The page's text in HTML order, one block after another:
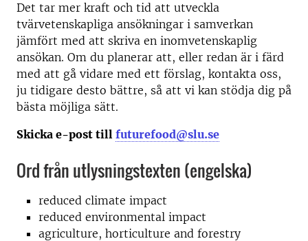
Det tar mer kraft och tid att utveckla
tvärvetenskapliga ansökningar i samverkan
jämfört med att skriva en inomvetenskaplig
ansökan. Om du planerar att, eller redan är i färd
med att gå vidare med ett förslag, kontakta oss,
ju tidigare desto bättre, så att vi kan stödja dig på
bästa möjliga sätt.
Skicka e-post till futurefood@slu.se
Ord från utlysningstexten (engelska)
reduced climate impact
reduced environmental impact
agriculture, horticulture and forestry